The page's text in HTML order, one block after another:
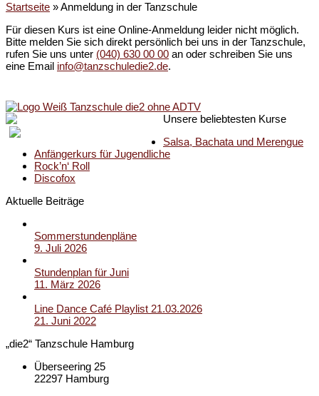
Startseite »Anmeldung in der Tanzschule
Für diesen Kurs ist eine Online-Anmeldung leider nicht möglich.
Bitte melden Sie sich direkt persönlich bei uns in der Tanzschule,
rufen Sie uns unter (040) 630 00 00 an oder schreiben Sie uns
eine Email info@tanzschuledie2.de.
Unsere beliebtesten Kurse
Salsa, Bachata und Merengue
Anfängerkurs für Jugendliche
Rock’n‘ Roll
Discofox
Aktuelle Beiträge
Sommerstundenpläne
9. Juli 2026
Stundenplan für Juni
11. März 2026
Line Dance Café Playlist 21.03.2026
21. Juni 2022
„die2“ Tanzschule Hamburg
Überseering 25
22297 Hamburg